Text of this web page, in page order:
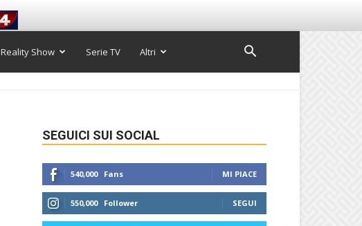
Reality Show Serie TV Altri
SEGUICI SUI SOCIAL
540,000 Fans MI PIACE
550,000 Follower SEGUI